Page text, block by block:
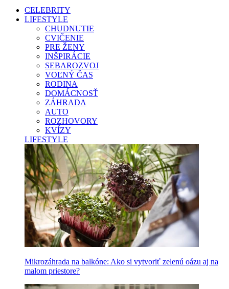
CELEBRITY
LIFESTYLE
CHUDNUTIE
CVIČENIE
PRE ŽENY
INŠPIRÁCIE
SEBAROZVOJ
VOĽNÝ ČAS
RODINA
DOMÁCNOSŤ
ZÁHRADA
AUTO
ROZHOVORY
KVÍZY
LIFESTYLE
Mikrozáhrada na balkóne: Ako si vytvoriť zelenú oázu aj na
malom priestore?